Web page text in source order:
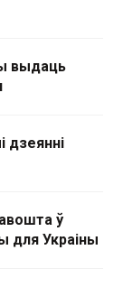
выдаць
дзеянні
ў
для Украіны